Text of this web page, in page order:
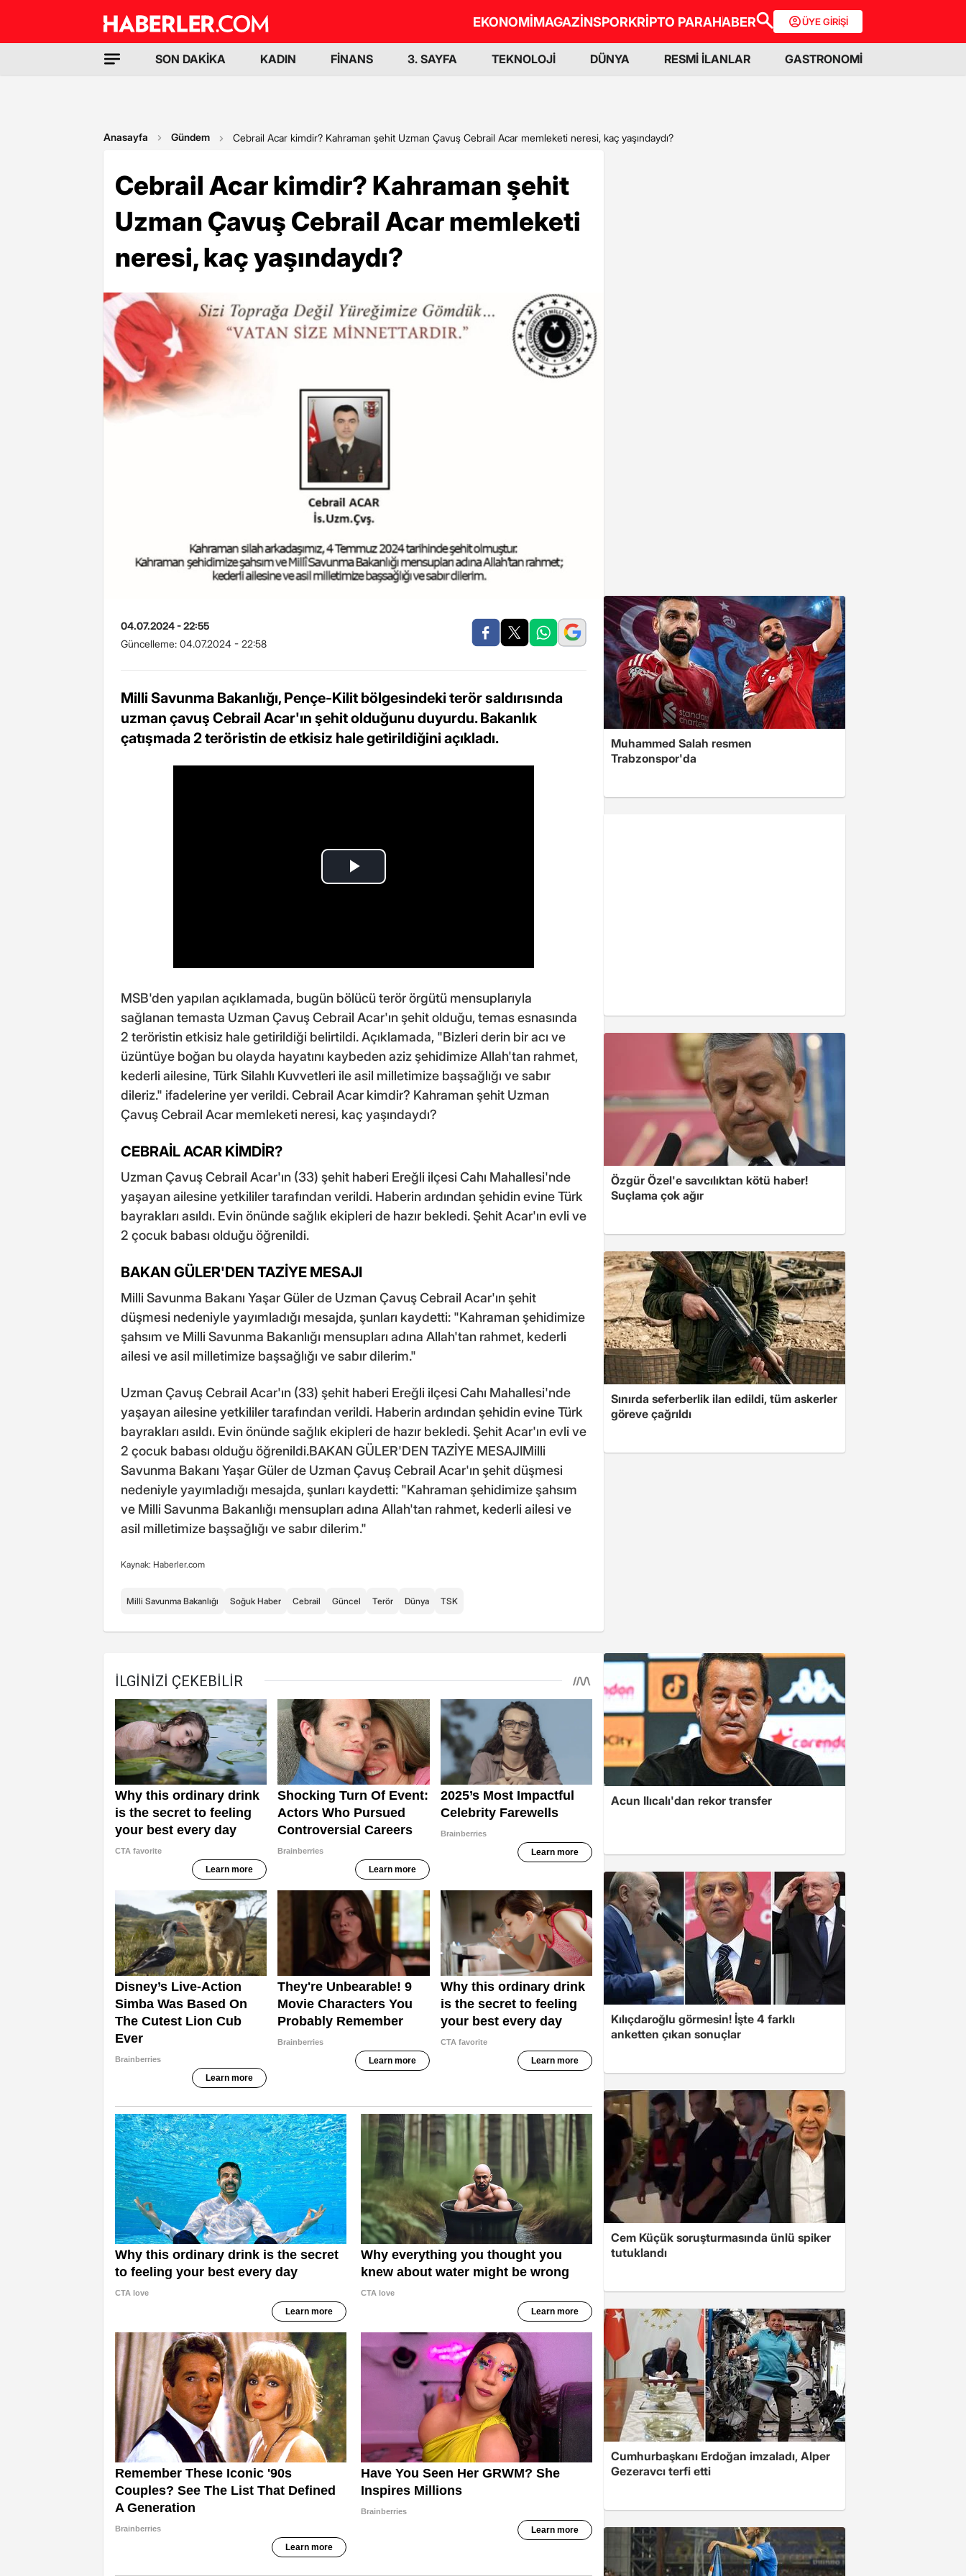
EKONOMİMAGAZİNSPORKRİPTO PARAHABER ÜYE GİRİŞİ
SON DAKİKA KADIN FİNANS 3. SAYFA TEKNOLOJİ DÜNYA RESMİ İLANLAR GASTRONOMİ
Anasayfa Gündem Cebrail Acar kimdir? Kahraman şehit Uzman Çavuş Cebrail Acar memleketi neresi, kaç yaşındaydı?
Cebrail Acar kimdir? Kahraman şehit
Uzman Çavuş Cebrail Acar memleketi
neresi, kaç yaşındaydı?
04.07.2024 - 22:55
Güncelleme: 04.07.2024 - 22:58
Milli Savunma Bakanlığı, Pençe-Kilit bölgesindeki terör saldırısında
uzman çavuş Cebrail Acar'ın şehit olduğunu duyurdu. Bakanlık
çatışmada 2 teröristin de etkisiz hale getirildiğini açıkladı.
MSB'den yapılan açıklamada, bugün bölücü terör örgütü mensuplarıyla
sağlanan temasta Uzman Çavuş Cebrail Acar'ın şehit olduğu, temas esnasında
2 teröristin etkisiz hale getirildiği belirtildi. Açıklamada, "Bizleri derin bir acı ve
üzüntüye boğan bu olayda hayatını kaybeden aziz şehidimize Allah'tan rahmet,
kederli ailesine, Türk Silahlı Kuvvetleri ile asil milletimize başsağlığı ve sabır
dileriz." ifadelerine yer verildi. Cebrail Acar kimdir? Kahraman şehit Uzman
Çavuş Cebrail Acar memleketi neresi, kaç yaşındaydı?
CEBRAİL ACAR KİMDİR?
Uzman Çavuş Cebrail Acar'ın (33) şehit haberi Ereğli ilçesi Cahı Mahallesi'nde
yaşayan ailesine yetkililer tarafından verildi. Haberin ardından şehidin evine Türk
bayrakları asıldı. Evin önünde sağlık ekipleri de hazır bekledi. Şehit Acar'ın evli ve
2 çocuk babası olduğu öğrenildi.
BAKAN GÜLER'DEN TAZİYE MESAJI
Milli Savunma Bakanı Yaşar Güler de Uzman Çavuş Cebrail Acar'ın şehit
düşmesi nedeniyle yayımladığı mesajda, şunları kaydetti: "Kahraman şehidimize
şahsım ve Milli Savunma Bakanlığı mensupları adına Allah'tan rahmet, kederli
ailesi ve asil milletimize başsağlığı ve sabır dilerim."
Uzman Çavuş Cebrail Acar'ın (33) şehit haberi Ereğli ilçesi Cahı Mahallesi'nde
yaşayan ailesine yetkililer tarafından verildi. Haberin ardından şehidin evine Türk
bayrakları asıldı. Evin önünde sağlık ekipleri de hazır bekledi. Şehit Acar'ın evli ve
2 çocuk babası olduğu öğrenildi.BAKAN GÜLER'DEN TAZİYE MESAJIMilli
Savunma Bakanı Yaşar Güler de Uzman Çavuş Cebrail Acar'ın şehit düşmesi
nedeniyle yayımladığı mesajda, şunları kaydetti: "Kahraman şehidimize şahsım
ve Milli Savunma Bakanlığı mensupları adına Allah'tan rahmet, kederli ailesi ve
asil milletimize başsağlığı ve sabır dilerim."
Kaynak: Haberler.com
Milli Savunma Bakanlığı Soğuk Haber Cebrail Güncel Terör Dünya TSK
Muhammed Salah resmen
Trabzonspor'da
Özgür Özel'e savcılıktan kötü haber!
Suçlama çok ağır
Sınırda seferberlik ilan edildi, tüm askerler
göreve çağrıldı
Acun Ilıcalı'dan rekor transfer
Kılıçdaroğlu görmesin! İşte 4 farklı
anketten çıkan sonuçlar
Cem Küçük soruşturmasında ünlü spiker
tutuklandı
Cumhurbaşkanı Erdoğan imzaladı, Alper
Gezeravcı terfi etti